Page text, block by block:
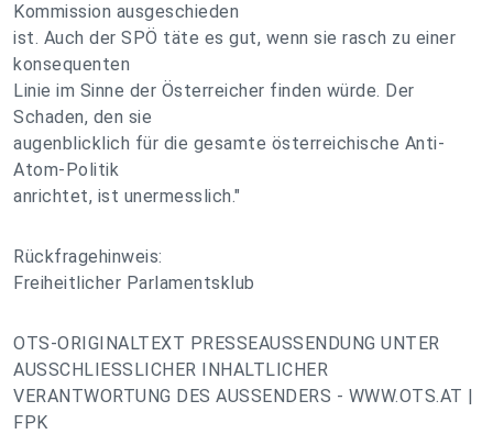
Kommission ausgeschieden
ist. Auch der SPÖ täte es gut, wenn sie rasch zu einer
konsequenten
Linie im Sinne der Österreicher finden würde. Der
Schaden, den sie
augenblicklich für die gesamte österreichische Anti-
Atom-Politik
anrichtet, ist unermesslich."
Rückfragehinweis:
Freiheitlicher Parlamentsklub
OTS-ORIGINALTEXT PRESSEAUSSENDUNG UNTER
AUSSCHLIESSLICHER INHALTLICHER
VERANTWORTUNG DES AUSSENDERS - WWW.OTS.AT |
FPK